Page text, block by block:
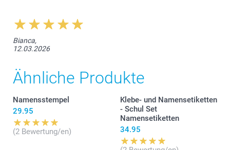
Bianca,
12.03.2026
Ähnliche Produkte
Namensstempel
29.95
(2 Bewertung/en)
Klebe- und Namensetiketten
- Schul Set
Namensetiketten
34.95